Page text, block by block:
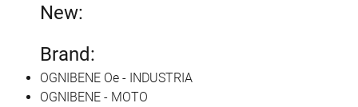
New:
Brand:
OGNIBENE Oe - INDUSTRIA
OGNIBENE - MOTO